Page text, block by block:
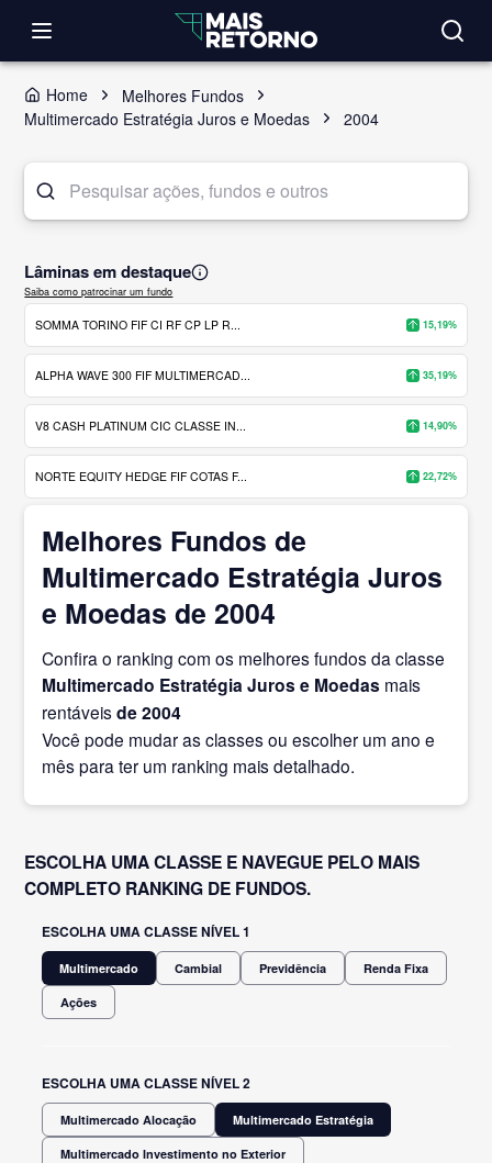
Home
Melhores Fundos
Multimercado Estratégia Juros e Moedas
2004
Lâminas em destaque
Saiba como patrocinar um fundo
SOMMA TORINO FIF CI RF CP LP R... 15,19%
ALPHA WAVE 300 FIF MULTIMERCAD... 35,19%
V8 CASH PLATINUM CIC CLASSE IN... 14,90%
NORTE EQUITY HEDGE FIF COTAS F... 22,72%
Melhores Fundos de
Multimercado Estratégia Juros
e Moedas de 2004
Confira o ranking com os melhores fundos da classe
Multimercado Estratégia Juros e Moedas mais
rentáveisde 2004
Você pode mudar as classes ou escolher um ano e
mês para ter um ranking mais detalhado.
ESCOLHA UMA CLASSE E NAVEGUE PELO MAIS
COMPLETO RANKING DE FUNDOS.
ESCOLHA UMA CLASSE NÍVEL 1
Multimercado Cambial Previdência Renda Fixa
Ações
ESCOLHA UMA CLASSE NÍVEL 2
Multimercado Alocação Multimercado Estratégia
Multimercado Investimento no Exterior